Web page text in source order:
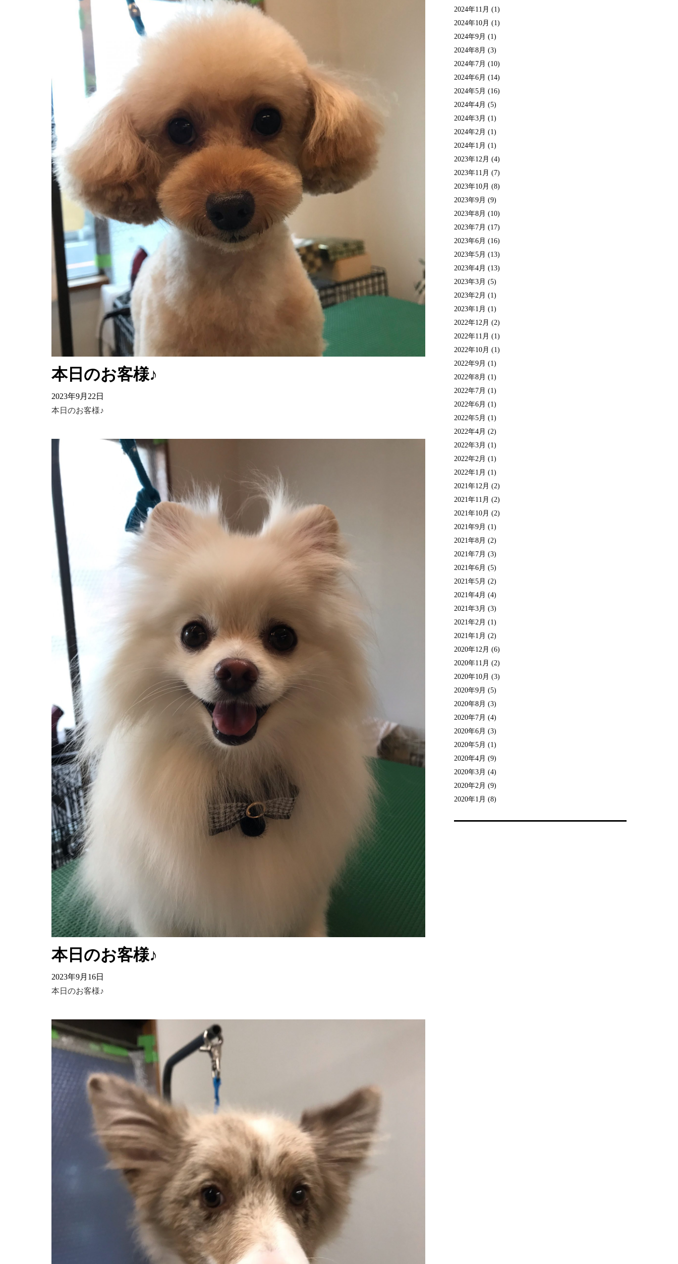
本日のお客様♪
2023年9月22日
本日のお客様♪
本日のお客様♪
2023年9月16日
本日のお客様♪
2024年11月 (1)
2024年10月 (1)
2024年9月 (1)
2024年8月 (3)
2024年7月 (10)
2024年6月 (14)
2024年5月 (16)
2024年4月 (5)
2024年3月 (1)
2024年2月 (1)
2024年1月 (1)
2023年12月 (4)
2023年11月 (7)
2023年10月 (8)
2023年9月 (9)
2023年8月 (10)
2023年7月 (17)
2023年6月 (16)
2023年5月 (13)
2023年4月 (13)
2023年3月 (5)
2023年2月 (1)
2023年1月 (1)
2022年12月 (2)
2022年11月 (1)
2022年10月 (1)
2022年9月 (1)
2022年8月 (1)
2022年7月 (1)
2022年6月 (1)
2022年5月 (1)
2022年4月 (2)
2022年3月 (1)
2022年2月 (1)
2022年1月 (1)
2021年12月 (2)
2021年11月 (2)
2021年10月 (2)
2021年9月 (1)
2021年8月 (2)
2021年7月 (3)
2021年6月 (5)
2021年5月 (2)
2021年4月 (4)
2021年3月 (3)
2021年2月 (1)
2021年1月 (2)
2020年12月 (6)
2020年11月 (2)
2020年10月 (3)
2020年9月 (5)
2020年8月 (3)
2020年7月 (4)
2020年6月 (3)
2020年5月 (1)
2020年4月 (9)
2020年3月 (4)
2020年2月 (9)
2020年1月 (8)